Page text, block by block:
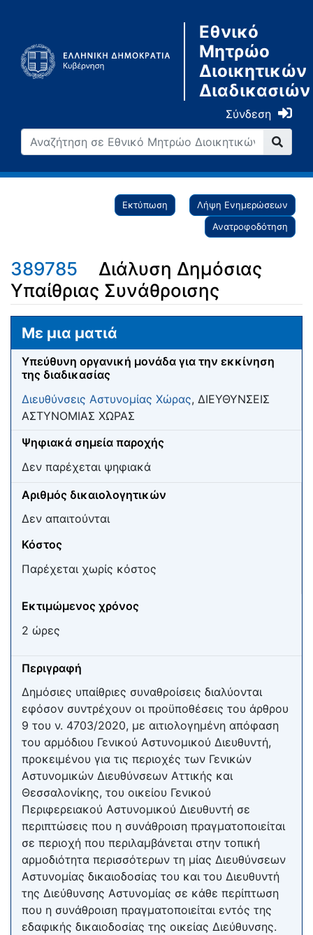
Εθνικό
Μητρώο
Διοικητικών
Διαδικασιών
Σύνδεση
Εκτύπωση
Λήψη Ενημερώσεων
Ανατροφοδότηση
389785
Διάλυση Δημόσιας
Υπαίθριας Συνάθροισης
Μετάβαση σε: πλοήγηση
Με μια ματιά
Υπεύθυνη οργανική μονάδα για την εκκίνηση
της διαδικασίας
Διευθύνσεις Αστυνομίας Χώρας, ΔΙΕΥΘΥΝΣΕΙΣ
ΑΣΤΥΝΟΜΙΑΣ ΧΩΡΑΣ
Ψηφιακά σημεία παροχής
Δεν παρέχεται ψηφιακά
Αριθμός δικαιολογητικών
Δεν απαιτούνται
Κόστος
Παρέχεται χωρίς κόστος
Εκτιμώμενος χρόνος
2 ώρες
Περιγραφή
Δημόσιες υπαίθριες συναθροίσεις διαλύονται
εφόσον συντρέχουν οι προϋποθέσεις του άρθρου
9 του ν. 4703/2020, με αιτιολογημένη απόφαση
του αρμόδιου Γενικού Αστυνομικού Διευθυντή,
προκειμένου για τις περιοχές των Γενικών
Αστυνομικών Διευθύνσεων Αττικής και
Θεσσαλονίκης, του οικείου Γενικού
Περιφερειακού Αστυνομικού Διευθυντή σε
περιπτώσεις που η συνάθροιση πραγματοποιείται
σε περιοχή που περιλαμβάνεται στην τοπική
αρμοδιότητα περισσότερων τη μίας Διευθύνσεων
Αστυνομίας δικαιοδοσίας του και του Διευθυντή
της Διεύθυνσης Αστυνομίας σε κάθε περίπτωση
που η συνάθροιση πραγματοποιείται εντός της
εδαφικής δικαιοδοσίας της οικείας Διεύθυνσης.